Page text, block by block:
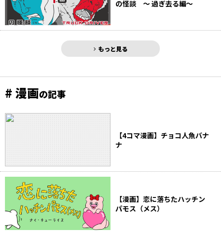
の怪談 ～ 過ぎ去る編～
もっと見る
# 漫画の記事
【4コマ漫画】チョコ人魚バナ
ナ
【漫画】恋に落ちたハッチン
パモス（メス）